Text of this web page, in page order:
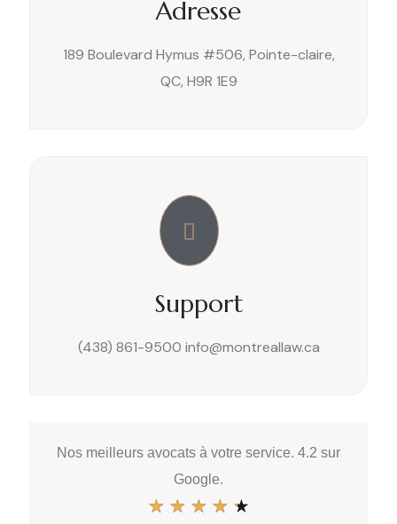
Adresse
189 Boulevard Hymus #506, Pointe-claire,
QC, H9R 1E9
Support
(438) 861-9500 info@montreallaw.ca
Nos meilleurs avocats à votre service. 4.2 sur
Google.
★ ★ ★ ★ ★